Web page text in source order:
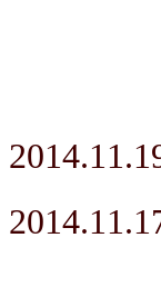
く
eo光